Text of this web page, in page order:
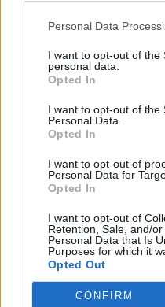
Personal Data
I want to opt-out of the
personal data.
Opted In
I want to opt-out of the
Personal Data.
Opted In
I want to opt-out of
Personal Data for
Opted In
I want to opt-out of
Retention, Sale, and/
Personal Data that Is
Purposes for which it
Opted Out
CONFIRM
urgjent me mbrojtje
për Ukrainën, ndërsa
Vrasja e britanikes në
Athinë, 27-vjeçari mohon
krimin dhe zbulon kush e
ndihmoi me trupin
të fundit